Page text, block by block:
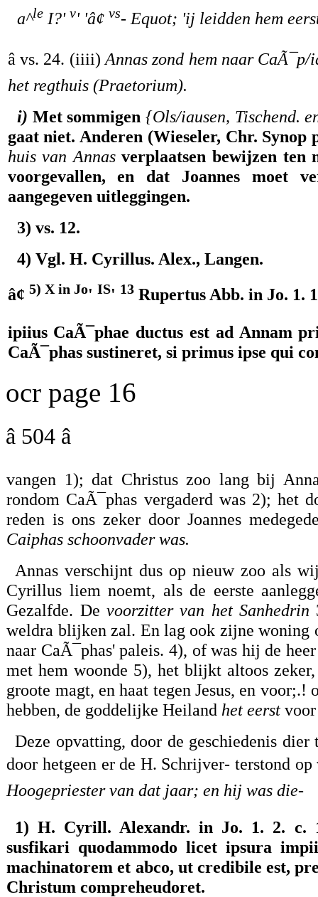
a^leI?' v' 'â¢ vs- Equot; 'ij leidden hem
â vs. 24. (iiii)Annas zond hem naar CaÃ¯p/
het regthuis (Praetorium).
i) Met sommigen {Ols/iausen, Tischend.
gaat niet. Anderen (Wieseler, Chr. Synop
huis van Annasverplaatsen bewijzen
voorgevallen, en dat Joannes moet
aangegeven uitleggingen.
3) vs. 12.
4) Vgl. H. Cyrillus. Alex., Langen.
â¢ 5) X in Jo' IS' 13Rupertus Abb. in Jo. 1.
ipiius CaÃ¯phae ductus est ad Annam
CaÃ¯phas sustineret, si primus ipse qui
ocr page 16
â 504 â
vangen 1); dat Christus zoo lang bij
rondom CaÃ¯phas vergaderd was 2); het
reden is ons zeker door Joannes
Caiphas schoonvader was.
Annas verschijnt dus op nieuw zoo als
Cyrillus liem noemt, als de eerste
Gezalfde. De voorzitter van het Sanhedrin
weldra blijken zal. En lag ook zijne woning
naar CaÃ¯phas' paleis. 4), of was hij de
met hem woonde 5), het blijkt altoos
groote magt, en haat tegen Jesus, en
hebben, de goddelijke Heiland het eerst
Deze opvatting, door de geschiedenis
door hetgeen er de H. Schrijver- terstond
Hoogepriester van dat jaar; en hij was die-
1) H. Cyrill. Alexandr. in Jo. 1. 2. c.
susfikari quodammodo licet ipsura
machinatorem et abco, ut credibile est,
Christum compreheudoret.